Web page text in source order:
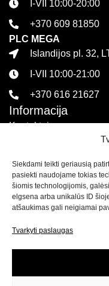
Siekdami teikti geriausią
pasiekti naudojame tokias
šiomis technologijomis,
elgsena arba unikalūs ID
atšaukimas gali neigiamai
Tvarkyti paslaugas
I-VII 10:00-20:00
+370 609 81850
PLC MEGA
Islandijos pl. 32,
I-VII 10:00-21:00
+370 616 21627
Informacija
Kontaktai
Pirkimo sąlygos ir
Privatumo politika
Sekite mus
savo pirmam